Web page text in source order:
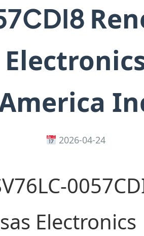
2026-04-24
Electronics